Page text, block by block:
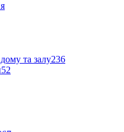
та залу236
52